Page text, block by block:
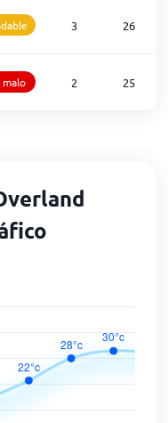
3 26
malo 2 25